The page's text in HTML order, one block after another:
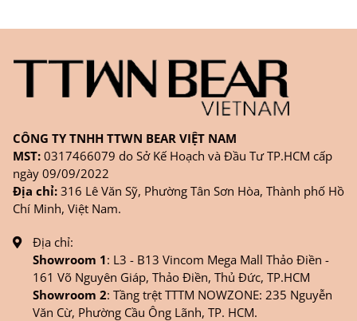
CÔNG TY TNHH TTWN BEAR VIỆT NAM
MST: 0317466079 do Sở Kế Hoạch và Đầu Tư TP.HCM cấp
ngày 09/09/2022
Địa chỉ: 316 Lê Văn Sỹ, Phường Tân Sơn Hòa, Thành phố Hồ
Chí Minh, Việt Nam.
Địa chỉ:
Showroom 1: L3 - B13 Vincom Mega Mall Thảo Điền -
161 Võ Nguyên Giáp, Thảo Điền, Thủ Đức, TP.HCM
Showroom 2: Tầng trệt TTTM NOWZONE: 235 Nguyễn
Văn Cừ, Phường Cầu Ông Lãnh, TP. HCM.